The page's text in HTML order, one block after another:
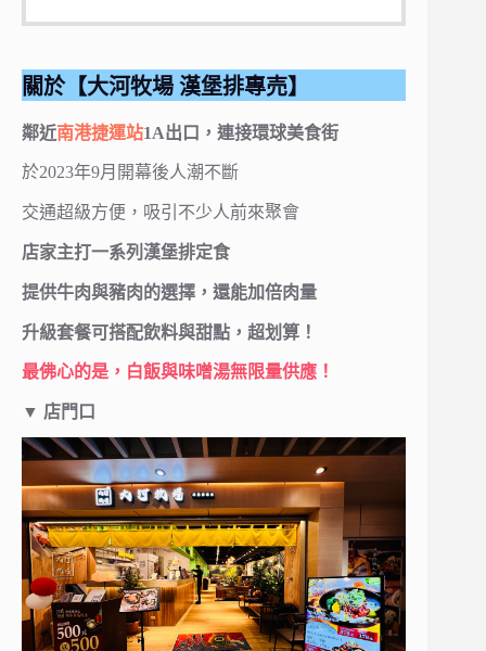
關於【大河牧場 漢堡排專売】
鄰近南港捷運站1A出口，連接環球美食街
於2023年9月開幕後人潮不斷
交通超級方便，吸引不少人前來聚會
店家主打一系列漢堡排定食
提供牛肉與豬肉的選擇，還能加倍肉量
升級套餐可搭配飲料與甜點，超划算！
最佛心的是，白飯與味噌湯無限量供應！
▼ 店門口